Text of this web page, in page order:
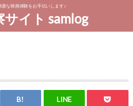
適な映画体験をお手伝いします♪
サイト samlog